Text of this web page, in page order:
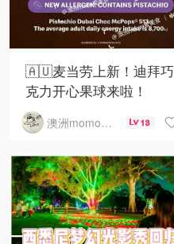
🇦🇺麦当劳上新！迪拜巧
克力开心果球来啦！
澳洲momo爱吃 13